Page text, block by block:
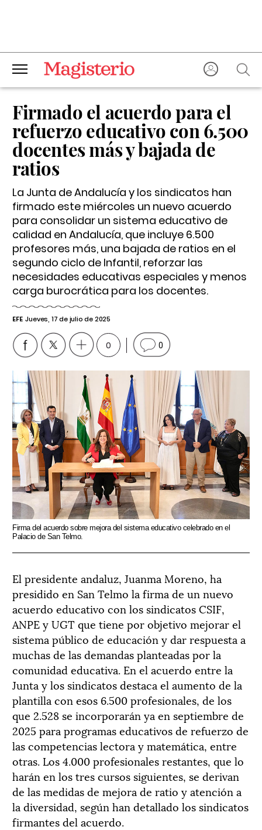
Firmado el acuerdo para el
refuerzo educativo con 6.500
docentes más y bajada de
ratios
La Junta de Andalucía y los sindicatos han
firmado este miércoles un nuevo acuerdo
para consolidar un sistema educativo de
calidad en Andalucía, que incluye 6.500
profesores más, una bajada de ratios en el
segundo ciclo de Infantil, reforzar las
necesidades educativas especiales y menos
carga burocrática para los docentes.
EFE Jueves, 17 de julio de 2025
0 0
Firma del acuerdo sobre mejora del sistema educativo celebrado en el
Palacio de San Telmo.
El presidente andaluz, Juanma Moreno, ha
presidido en San Telmo la firma de un nuevo
acuerdo educativo con los sindicatos CSIF,
ANPE y UGT que tiene por objetivo mejorar el
sistema público de educación y dar respuesta a
muchas de las demandas planteadas por la
comunidad educativa. En el acuerdo entre la
Junta y los sindicatos destaca el aumento de la
plantilla con esos 6.500 profesionales, de los
que 2.528 se incorporarán ya en septiembre de
2025 para programas educativos de refuerzo de
las competencias lectora y matemática, entre
otras. Los 4.000 profesionales restantes, que lo
harán en los tres cursos siguientes, se derivan
de las medidas de mejora de ratio y atención a
la diversidad, según han detallado los sindicatos
firmantes del acuerdo.